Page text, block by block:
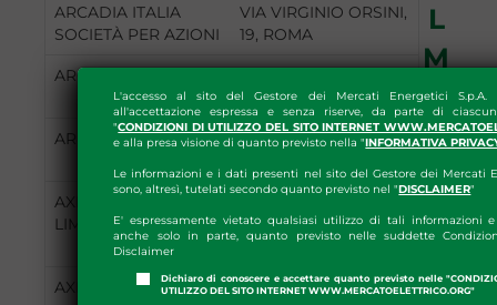
L'accesso al sito del Gestore dei Mercati Energetici S.p.A.
all'accettazione espressa e senza riserve, da parte di
"CONDIZIONI DI UTILIZZO DEL SITO INTERNET
e alla presa visione di quanto previsto nella "INFORMATIVA
Le informazioni e i dati presenti nel sito del Gestore dei Mercati
sono, altresì, tutelati secondo quanto previsto nel "DISCLAIMER"
E' espressamente vietato qualsiasi utilizzo di tali informazioni
anche solo in parte, quanto previsto nelle suddette
Disclaimer
Dichiaro di conoscere e accettare quanto previsto nelle
UTILIZZO DEL SITO INTERNET WWW.MERCATOELETTRICO.ORG"
ARCADIA ITALIA
SOCIETÀ PER AZIONI
VIA VIRGINIO ORSINI,
19, ROMA
ARCATEC SRL
CAGLIARI
ARETI SPA
PIAZZALE OSTIENSE
AXLE ENERGY
LIMITED
128 CITY ROAD,
LONDRA (REGNO
UNITO)
AXPO ITALIA SPA
VIA QUATTRO
L
M
N
O
P
Q
S